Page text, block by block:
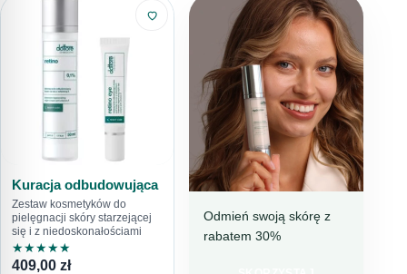
Kuracja odbudowująca
Zestaw kosmetyków do
pielęgnacji skóry starzejącej
się i z niedoskonałościami
★★★★★
409,00 zł
NAWILŻENIE I
Odmień swoją skórę z
rabatem 30%